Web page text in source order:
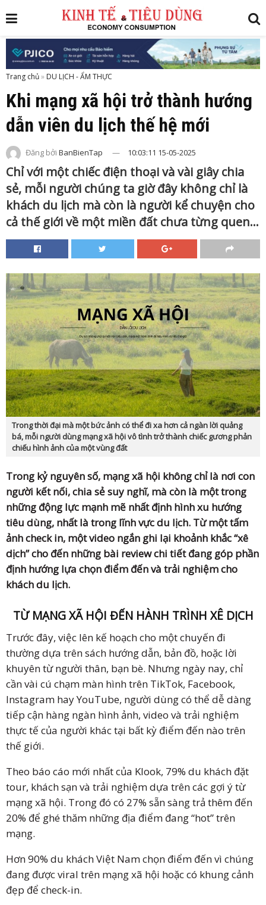
Trang chủ»
Khi mạng xã hội trở thành hướng
dẫn viên du lịch thế hệ mới
Đăng bởi BanBienTap 10:03:11 15-05-2025
Chỉ với một chiếc điện thoại và vài giây chia
sẻ, mỗi người chúng ta giờ đây không chỉ là
khách du lịch mà còn là người kể chuyện cho
cả thế giới về một miền đất chưa từng quen...
Trong thời đại mà một bức ảnh có thể đi xa hơn cả ngàn lời quảng
bá, mỗi người dùng mạng xã hội vô tình trở thành chiếc gương phản
chiếu hình ảnh của một vùng đất
Trong kỷ nguyên số, mạng xã hội không chỉ là nơi con
người kết nối, chia sẻ suy nghĩ, mà còn là một trong
những động lực mạnh mẽ nhất định hình xu hướng
tiêu dùng, nhất là trong lĩnh vực du lịch. Từ một tấm
ảnh check in, một video ngắn ghi lại khoảnh khắc “xê
dịch” cho đến những bài review chi tiết đang góp phần
định hướng lựa chọn điểm đến và trải nghiệm cho
khách du lịch.
TỪ MẠNG XÃ HỘI ĐẾN HÀNH TRÌNH XÊ DỊCH
Trước đây, việc lên kế hoạch cho một chuyến đi
thường dựa trên sách hướng dẫn, bản đồ, hoặc lời
khuyên từ người thân, bạn bè. Nhưng ngày nay, chỉ
cần vài cú chạm màn hình trên TikTok, Facebook,
Instagram hay YouTube, người dùng có thể dễ dàng
tiếp cận hàng ngàn hình ảnh, video và trải nghiệm
thực tế của người khác tại bất kỳ điểm đến nào trên
thế giới.
Theo báo cáo mới nhất của Klook, 79% du khách đặt
tour, khách sạn và trải nghiệm dựa trên các gợi ý từ
mạng xã hội. Trong đó có 27% sẵn sàng trả thêm đến
20% để ghé thăm những địa điểm đang “hot” trên
mạng.
Hơn 90% du khách Việt Nam chọn điểm đến vì chúng
đang được viral trên mạng xã hội hoặc có khung cảnh
đẹp để check-in.